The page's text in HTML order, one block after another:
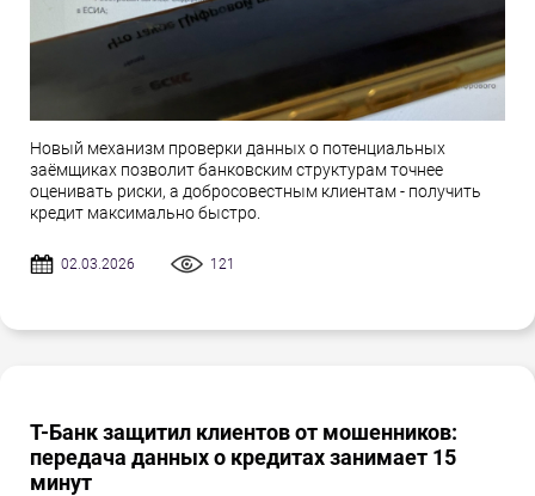
Новый механизм проверки данных о потенциальных
заёмщиках позволит банковским структурам точнее
оценивать риски, а добросовестным клиентам - получить
кредит максимально быстро.
02.03.2026 121
Т-Банк защитил клиентов от мошенников:
передача данных о кредитах занимает 15
минут